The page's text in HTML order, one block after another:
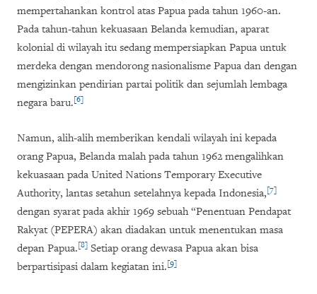
mempertahankan kontrol atas Papua pada tahun 1960-an.
Pada tahun-tahun kekuasaan Belanda kemudian, aparat
kolonial di wilayah itu sedang mempersiapkan Papua untuk
merdeka dengan mendorong nasionalisme Papua dan dengan
mengizinkan pendirian partai politik dan sejumlah lembaga
negara baru.[6]
Namun, alih-alih memberikan kendali wilayah ini kepada
orang Papua, Belanda malah pada tahun 1962 mengalihkan
kekuasaan pada United Nations Temporary Executive
Authority, lantas setahun setelahnya kepada Indonesia,[7]
dengan syarat pada akhir 1969 sebuah “Penentuan Pendapat
Rakyat (PEPERA) akan diadakan untuk menentukan masa
depan Papua.[8] Setiap orang dewasa Papua akan bisa
berpartisipasi dalam kegiatan ini.[9]